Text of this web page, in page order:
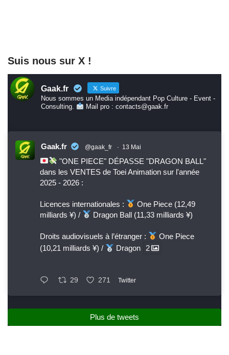
Suis nous sur X !
Gaak.fr Suivre
Nous sommes un Media indépendant Pop Culture - Event -
Consulting.
Mail pro : contacts@gaak.fr
Gaak.fr @gaak_fr · 13 Mai
"ONE PIECE" DÉPASSE "DRAGON BALL"
dans les VENTES de Toei Animation sur l'année
2025 - 2026 :
Licences internationales :
One Piece (12,49
milliards ¥) /
Dragon Ball (11,33 milliards ¥)
Droits audiovisuels à l’étranger :
One Piece
(10,21 milliards ¥) /
Dragon 2
29 271 Twitter
Plus de tweets